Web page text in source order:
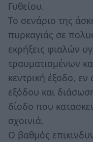
Γυθείου.
Το σενάριο της
πυρκαγιάς σε
εκρήξεις φιαλών
τραυματισμένων
κεντρική έξοδο,
εξόδου και
δίοδο που
σχοινιά.
Ο βαθμός